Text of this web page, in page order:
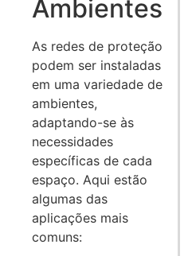
Ambientes
As redes de proteção
podem ser instaladas
em uma variedade de
ambientes,
adaptando-se às
necessidades
específicas de cada
espaço. Aqui estão
algumas das
aplicações mais
comuns: